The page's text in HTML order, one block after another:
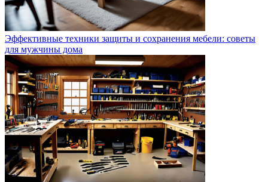
Эффективные техники защиты и сохранения мебели: советы
для мужчины дома